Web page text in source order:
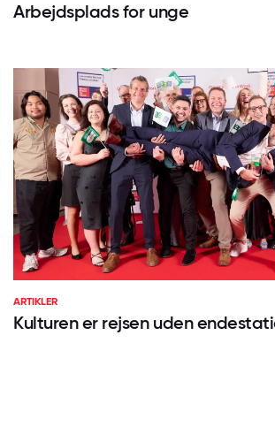
Arbejdsplads for unge
ARTIKLER
Kulturen er rejsen uden